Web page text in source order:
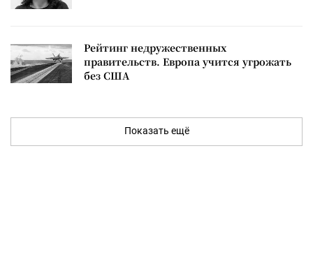
Рейтинг недружественных
правительств. Европа учится угрожать
без США
Показать ещё